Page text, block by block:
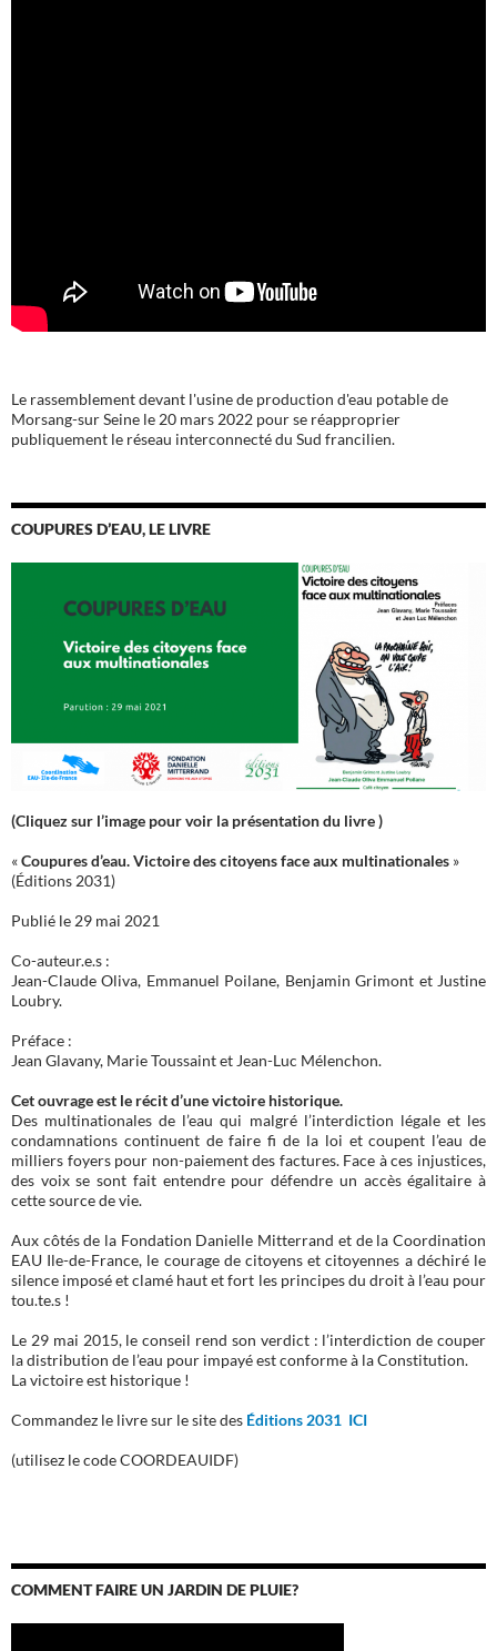
Le rassemblement devant l'usine de production d'eau potable de
Morsang-sur Seine le 20 mars 2022 pour se réapproprier
publiquement le réseau interconnecté du Sud francilien.
COUPURES D’EAU, LE LIVRE
(Cliquez sur l’image pour voir la présentation du livre )
«Coupures d’eau. Victoire des citoyens face aux multinationales »
(Éditions 2031)
Publié le 29 mai 2021
Co-auteur.e.s :
Jean-Claude Oliva, Emmanuel Poilane, Benjamin Grimont et Justine
Loubry.
Préface :
Jean Glavany, Marie Toussaint et Jean-Luc Mélenchon.
Cet ouvrage est le récit d’une victoire historique.
Des multinationales de l’eau qui malgré l’interdiction légale et les
condamnations continuent de faire fi de la loi et coupent l’eau de
milliers foyers pour non-paiement des factures. Face à ces injustices,
des voix se sont fait entendre pour défendre un accès égalitaire à
cette source de vie.
Aux côtés de la Fondation Danielle Mitterrand et de la Coordination
EAU Ile-de-France, le courage de citoyens et citoyennes a déchiré le
silence imposé et clamé haut et fort les principes du droit à l’eau pour
tou.te.s !
Le 29 mai 2015, le conseil rend son verdict : l’interdiction de couper
la distribution de l’eau pour impayé est conforme à la Constitution.
La victoire est historique !
Commandez le livre sur le site des Éditions 2031 ICI
(utilisez le code COORDEAUIDF)
COMMENT FAIRE UN JARDIN DE PLUIE?